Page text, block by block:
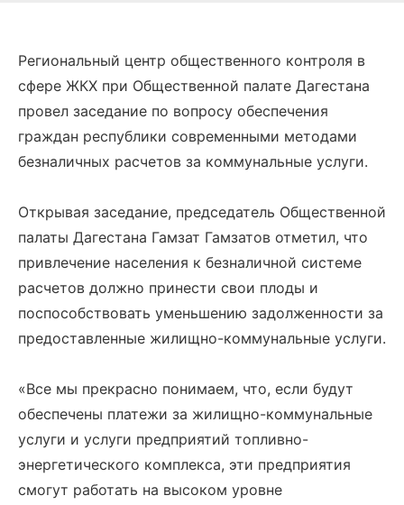
Региональный центр общественного контроля в
сфере ЖКХ при Общественной палате Дагестана
провел заседание по вопросу обеспечения
граждан республики современными методами
безналичных расчетов за коммунальные услуги.
Открывая заседание, председатель Общественной
палаты Дагестана Гамзат Гамзатов отметил, что
привлечение населения к безналичной системе
расчетов должно принести свои плоды и
поспособствовать уменьшению задолженности за
предоставленные жилищно-коммунальные услуги.
«Все мы прекрасно понимаем, что, если будут
обеспечены платежи за жилищно-коммунальные
услуги и услуги предприятий топливно-
энергетического комплекса, эти предприятия
смогут работать на высоком уровне